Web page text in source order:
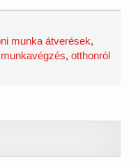
munka átverések,
,otthonról